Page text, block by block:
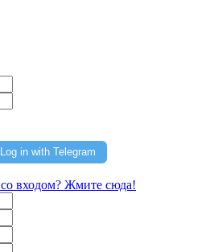
входом? Жмите сюда!